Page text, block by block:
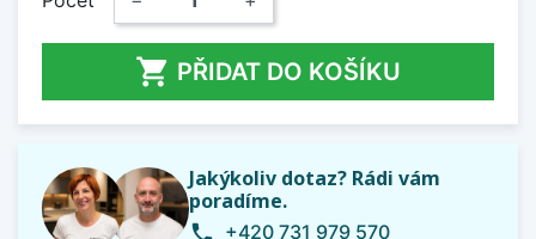
 PŘIDAT DO KOŠÍKU
Jakýkoliv dotaz? Rádi vám
poradíme.
phone +420 731 979 570